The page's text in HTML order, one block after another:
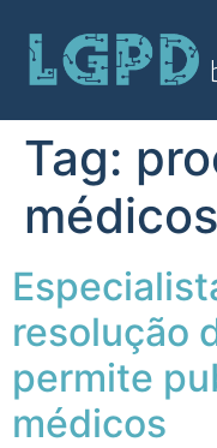
Tag:
médicos
resolução
permite
médicos